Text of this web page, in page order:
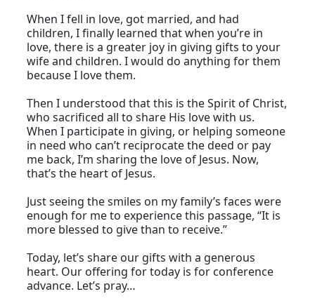
When I fell in love, got married, and had
children, I finally learned that when you’re in
love, there is a greater joy in giving gifts to your
wife and children. I would do anything for them
because I love them.
Then I understood that this is the Spirit of Christ,
who sacrificed all to share His love with us.
When I participate in giving, or helping someone
in need who can’t reciprocate the deed or pay
me back, I’m sharing the love of Jesus. Now,
that’s the heart of Jesus.
Just seeing the smiles on my family’s faces were
enough for me to experience this passage, “It is
more blessed to give than to receive.”
Today, let’s share our gifts with a generous
heart. Our offering for today is for conference
advance. Let’s pray…